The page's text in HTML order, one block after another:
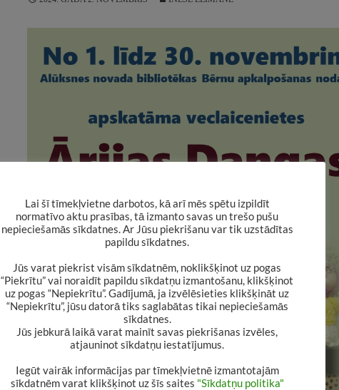
Lai šī tīmekļvietne darbotos, kā arī mēs spētu izpildīt
normatīvo aktu prasības, tā izmanto savas un trešo pušu
nepieciešamās sīkdatnes. Ar Jūsu piekrišanu var tik uzstādītas
papildu sīkdatnes.
Jūs varat piekrist visām sīkdatnēm, noklikšķinot uz pogas
“Piekrītu” vai noraidīt papildu sīkdatņu izmantošanu, klikšķinot
uz pogas “Nepiekrītu”. Gadījumā, ja izvēlēsieties klikšķināt uz
“Nepiekrītu”, jūsu datorā tiks saglabātas tikai nepieciešamās
sīkdatnes.
Jūs jebkurā laikā varat mainīt savas piekrišanas izvēles,
atjauninot sīkdatņu iestatījumus.
Iegūt vairāk informācijas par tīmekļvietnē izmantotajām
sīkdatnēm varat klikšķinot uz šīs saites "Sīkdatņu politika"